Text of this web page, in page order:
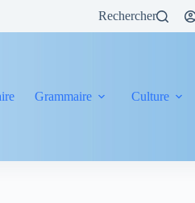
Rechercher
Grammaire Culture